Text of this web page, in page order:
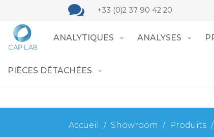
 +33 (0)2 37 90 42 20
ANALYTIQUES ANALYSES
PIÈCES DÉTACHÉES
Accueil / Showroom / Produits /